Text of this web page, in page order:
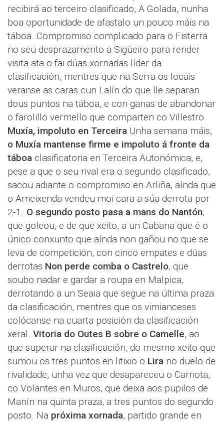
recibirá ao terceiro clasificado, A Golada, nunha
boa oportunidade de afastalo un pouco máis na
táboa. Compromiso complicado para o Fisterra
no seu desprazamento a Sigüeiro para render
visita ata o fai dúas xornadas líder da
clasificación, mentres que na Serra os locais
veranse as caras cun Lalín do que lle separan
dous puntos na táboa, e con ganas de abandonar
o farolillo vermello que comparten co Villestro.
Muxía, impoluto en Terceira Unha semana máis,
o Muxía mantense firme e impoluto á fronte da
táboa clasificatoria en Terceira Autonómica, e,
pese a que o seu rival era o segundo clasificado,
sacou adiante o compromiso en Arliña, aínda que
o Ameixenda vendeu moi cara a súa derrota por
2-1. O segundo posto pasa a mans do Nantón,
que goleou, e de que xeito, a un Cabana que é o
único conxunto que aínda non gañou no que se
leva de competición, con cinco empates e dúas
derrotas Non perde comba o Castrelo, que
soubo nadar e gardar a roupa en Malpica,
derrotando a un Seaia que segue na última praza
da clasificación, mentres que os vimianceses
colócanse na cuarta posición da clasificación
xeral. Vitoria do Outes B sobre o Camelle, ao
que superar na clasificación, do mesmo xeito que
sumou os tres puntos en litixio o Lira no duelo de
rivalidade, unha vez que desapareceu o Carnota,
co Volantes en Muros, que deixa aos pupilos de
Manín na quinta praza, a tres puntos do segundo
posto. Na próxima xornada, partido grande en